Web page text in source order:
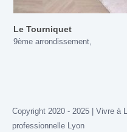
Le Tourniquet
9ème arrondissement
Copyright 2020 - 2025 | Vivre à
professionnelle Lyon